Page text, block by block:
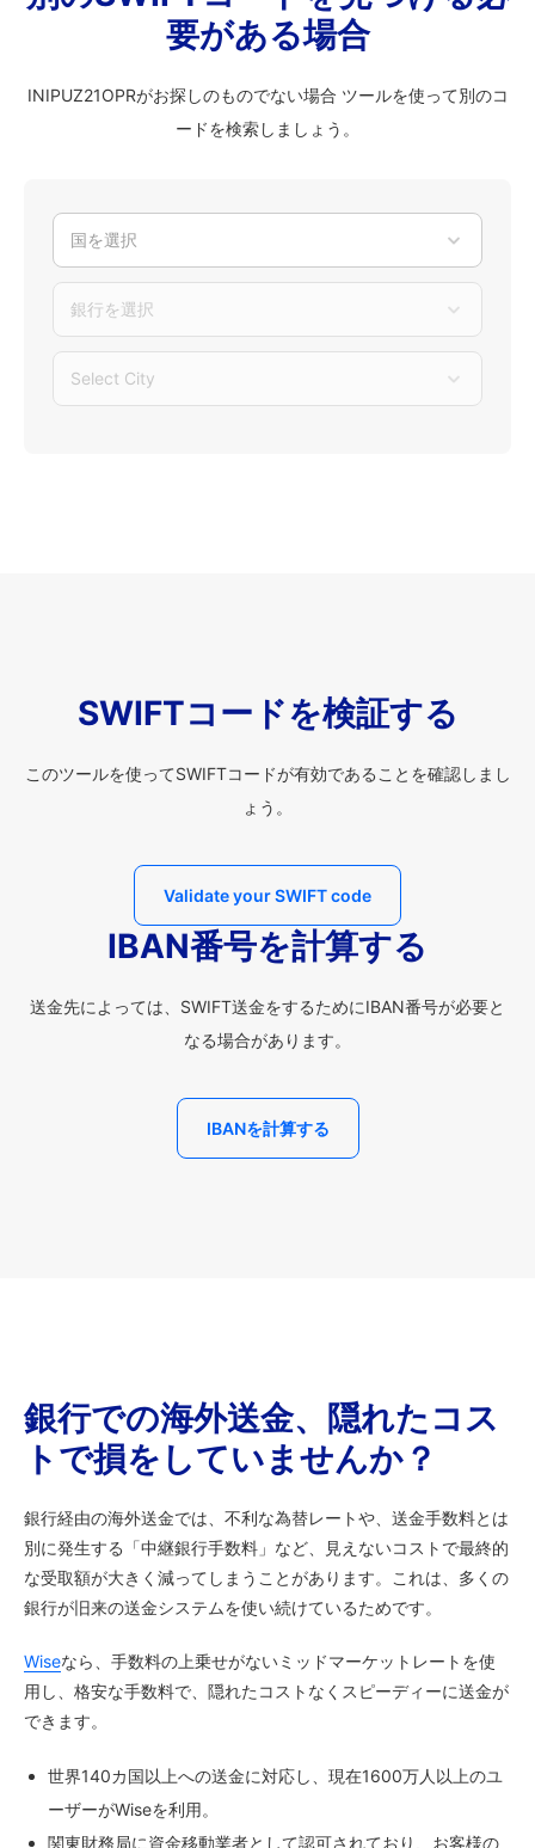
要がある場合
INIPUZ21OPRがお探しのものでない場合 ツールを使って別のコ
ードを検索しましょう。
国を選択
銀行を選択
Select City
SWIFTコードを検証する
このツールを使ってSWIFTコードが有効であることを確認しまし
ょう。
Validate your SWIFT code
IBAN番号を計算する
送金先によっては、SWIFT送金をするためにIBAN番号が必要と
なる場合があります。
IBANを計算する
銀行での海外送金、隠れたコス
トで損をしていませんか？
銀行経由の海外送金では、不利な為替レートや、送金手数料とは
別に発生する「中継銀行手数料」など、見えないコストで最終的
な受取額が大きく減ってしまうことがあります。これは、多くの
銀行が旧来の送金システムを使い続けているためです。
Wiseなら、手数料の上乗せがないミッドマーケットレートを使
用し、格安な手数料で、隠れたコストなくスピーディーに送金が
できます。
世界140カ国以上への送金に対応し、現在1600万人以上のユ
ーザーがWiseを利用。
関東財務局に資金移動業者として認可されており、お客様の